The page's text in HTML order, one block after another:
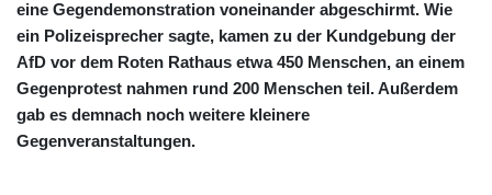
eine Gegendemonstration voneinander abgeschirmt. Wie
ein Polizeisprecher sagte, kamen zu der Kundgebung der
AfD vor dem Roten Rathaus etwa 450 Menschen, an einem
Gegenprotest nahmen rund 200 Menschen teil. Außerdem
gab es demnach noch weitere kleinere
Gegenveranstaltungen.